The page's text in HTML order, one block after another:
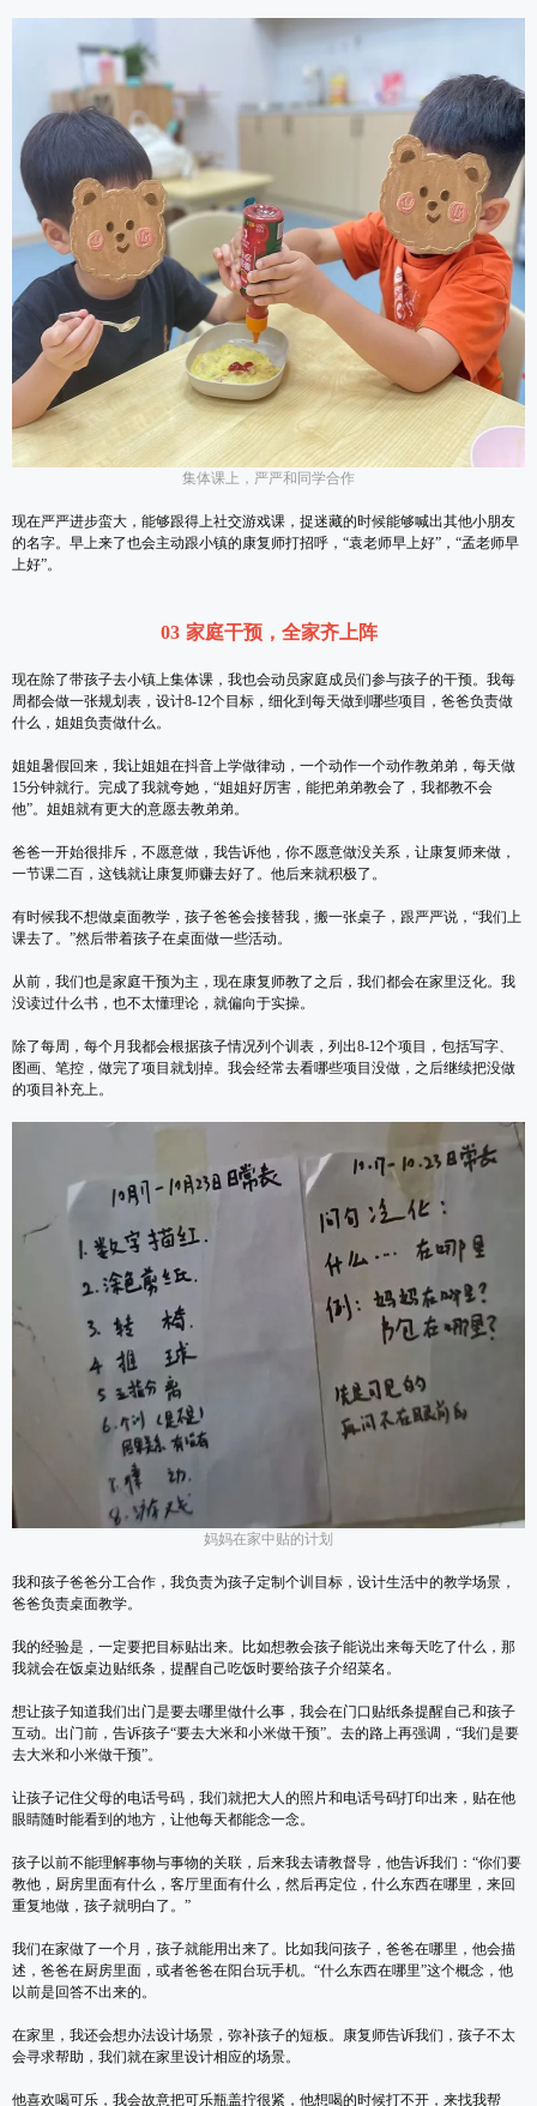
集体课上，严严和同学合作
现在严严进步蛮大，能够跟得上社交游戏课，捉迷藏的时候能够喊出其他小朋友
的名字。早上来了也会主动跟小镇的康复师打招呼，“袁老师早上好”，“孟老师早
上好”。
03 家庭干预，全家齐上阵
现在除了带孩子去小镇上集体课，我也会动员家庭成员们参与孩子的干预。我每
周都会做一张规划表，设计8-12个目标，细化到每天做到哪些项目，爸爸负责做
什么，姐姐负责做什么。
姐姐暑假回来，我让姐姐在抖音上学做律动，一个动作一个动作教弟弟，每天做
15分钟就行。完成了我就夸她，“姐姐好厉害，能把弟弟教会了，我都教不会
他”。姐姐就有更大的意愿去教弟弟。
爸爸一开始很排斥，不愿意做，我告诉他，你不愿意做没关系，让康复师来做，
一节课二百，这钱就让康复师赚去好了。他后来就积极了。
有时候我不想做桌面教学，孩子爸爸会接替我，搬一张桌子，跟严严说，“我们上
课去了。”然后带着孩子在桌面做一些活动。
从前，我们也是家庭干预为主，现在康复师教了之后，我们都会在家里泛化。我
没读过什么书，也不太懂理论，就偏向于实操。
除了每周，每个月我都会根据孩子情况列个训表，列出8-12个项目，包括写字、
图画、笔控，做完了项目就划掉。我会经常去看哪些项目没做，之后继续把没做
的项目补充上。
妈妈在家中贴的计划
我和孩子爸爸分工合作，我负责为孩子定制个训目标，设计生活中的教学场景，
爸爸负责桌面教学。
我的经验是，一定要把目标贴出来。比如想教会孩子能说出来每天吃了什么，那
我就会在饭桌边贴纸条，提醒自己吃饭时要给孩子介绍菜名。
想让孩子知道我们出门是要去哪里做什么事，我会在门口贴纸条提醒自己和孩子
互动。出门前，告诉孩子“要去大米和小米做干预”。去的路上再强调，“我们是要
去大米和小米做干预”。
让孩子记住父母的电话号码，我们就把大人的照片和电话号码打印出来，贴在他
眼睛随时能看到的地方，让他每天都能念一念。
孩子以前不能理解事物与事物的关联，后来我去请教督导，他告诉我们：“你们要
教他，厨房里面有什么，客厅里面有什么，然后再定位，什么东西在哪里，来回
重复地做，孩子就明白了。”
我们在家做了一个月，孩子就能用出来了。比如我问孩子，爸爸在哪里，他会描
述，爸爸在厨房里面，或者爸爸在阳台玩手机。“什么东西在哪里”这个概念，他
以前是回答不出来的。
在家里，我还会想办法设计场景，弥补孩子的短板。康复师告诉我们，孩子不太
会寻求帮助，我们就在家里设计相应的场景。
他喜欢喝可乐，我会故意把可乐瓶盖拧很紧，他想喝的时候打不开，来找我帮